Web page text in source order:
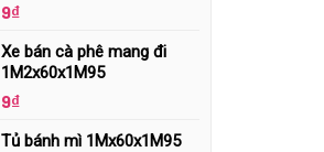
9₫
Xe bán cà phê mang đi
1M2x60x1M95
9₫
Tủ bánh mì 1Mx60x1M95